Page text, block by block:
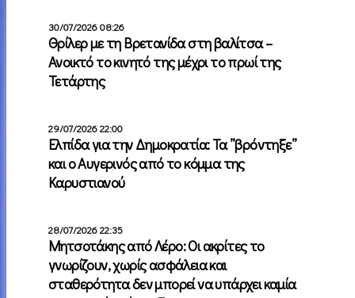
30/07/2026 08:26
Θρίλερ με τη Βρετανίδα στη βαλίτσα –
Ανοικτό το κινητό της μέχρι το πρωί της
Τετάρτης
29/07/2026 22:00
Ελπίδα για την Δημοκρατία: Τα ”βρόντηξε”
και ο Αυγερινός από το κόμμα της
Καρυστιανού
28/07/2026 22:35
Μητσοτάκης από Λέρο: Οι ακρίτες το
γνωρίζουν, χωρίς ασφάλεια και
σταθερότητα δεν μπορεί να υπάρχει καμία